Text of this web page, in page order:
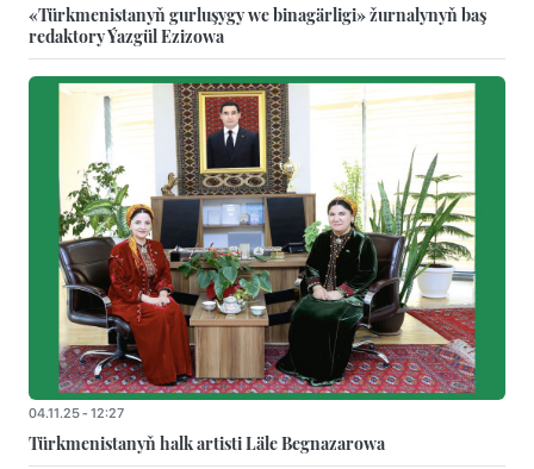
«Türkmenistanyň gurluşygy we binagärligi» žurnalynyň baş
redaktory Ýazgül Ezizowa
04.11.25 - 12:27
Türkmenistanyň halk artisti Läle Begnazarowa